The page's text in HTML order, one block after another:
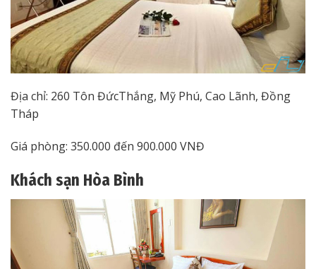
Địa chỉ: 260 Tôn ĐứcThắng, Mỹ Phú, Cao Lãnh, Đồng
Tháp
Giá phòng: 350.000 đến 900.000 VNĐ
Khách sạn Hòa Bình